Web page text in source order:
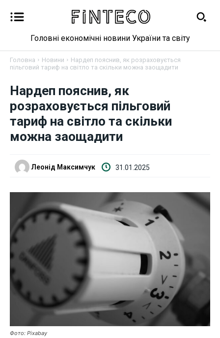
Бізнес
Фінанси
Робота і освіта
Публікації
ФОП
Курс валют
Ми в соц. мережах
Головні економічні новини України та світу
Головна Новини
Нардеп пояснив, як розраховується
пільговий тариф на світло та скільки можна заощадити
Нардеп пояснив, як
розраховується пільговий
тариф на світло та скільки
можна заощадити
Леонід Максимчук 31.01.2025
Фото: Pixabay